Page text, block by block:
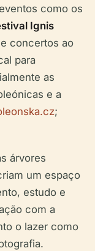
como os
Ignis
concertos ao
para
as
e a
;
árvores
um espaço
estudo e
com a
o lazer como